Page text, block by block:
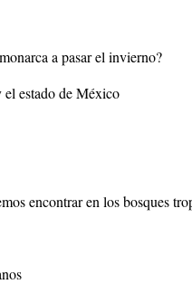
a pasar el invierno?
estado de México
encontrar en los bosques